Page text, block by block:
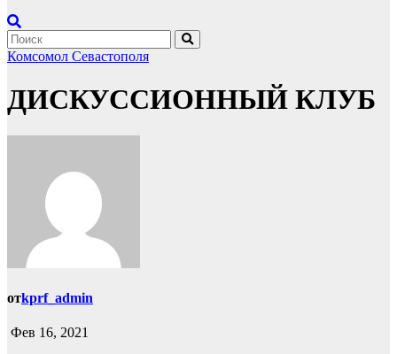
Комсомол Севастополя
ДИСКУССИОННЫЙ КЛУБ
отkprf_admin
Фев 16, 2021